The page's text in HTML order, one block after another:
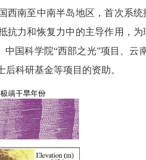
西南至中南半岛地区，首次系统
抗力和恢复力中的主导作用，为
国科学院“西部之光”项目、云
科研基金等项目的资助。